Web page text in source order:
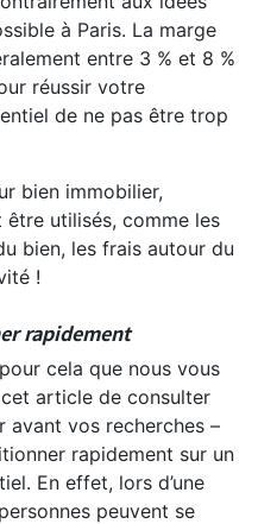
à Paris. La marge
entre 3 % et 8 %
réussir votre
de ne pas être trop
bien immobilier,
être utilisés, comme les
bien, les frais autour du
!
rapidement
cela que nous vous
article de consulter
avant vos recherches –
rapidement sur un
En effet, lors d’une
peuvent se